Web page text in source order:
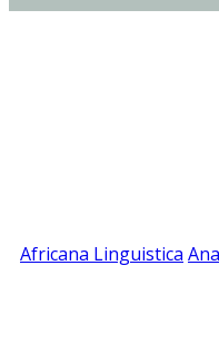
Africana Linguistica